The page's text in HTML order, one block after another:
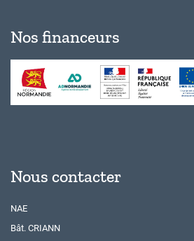
Nos financeurs
Nous contacter
NAE
Bât. CRIANN